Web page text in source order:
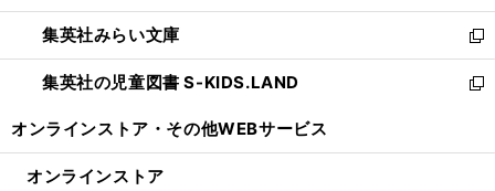
開
く
ウ
で
開
く
ン
ド
ウ
で
ウ
ィ
ン
ド
開
集英社みらい文庫
新
し
い
ン
集英社の児童図書 S-KIDS.LAND
新
ウ
オンラインストア・ その他WEBサービス
オンラインストア